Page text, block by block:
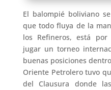
El balompié boliviano
que todo fluya de la
los Refineros, está
jugar un torneo
buenas posiciones
Oriente Petrolero tuvo
del Clausura donde